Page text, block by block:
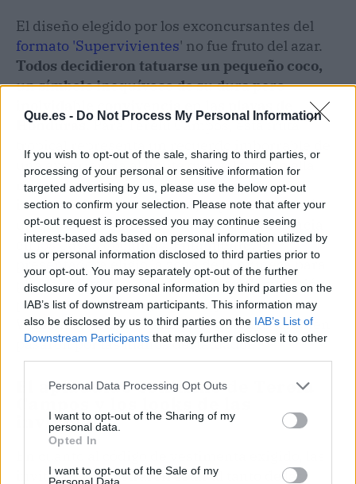
Que.es - Do Not Process My Personal Information
If you wish to opt-out of the sale, sharing to third parties, or
processing of your personal or sensitive information for
targeted advertising by us, please use the below opt-out
section to confirm your selection. Please note that after your
opt-out request is processed you may continue seeing
interest-based ads based on personal information utilized by
us or personal information disclosed to third parties prior to
your opt-out. You may separately opt-out of the further
disclosure of your personal information by third parties on the
IAB’s list of downstream participants. This information may
also be disclosed by us to third parties on the IAB’s List of
Downstream Participants that may further disclose it to other
Personal Data Processing Opt Outs
I want to opt-out of the Sharing of my
personal data.
Opted In
I want to opt-out of the Sale of my
Personal Data.
El diseño elegido por los exconcursantes del
formato 'Supervivientes' no fue fruto del azar.
Todos decidieron tatuarse un pequeño coco,
un símbolo inequívoco de su dura pero
Honduras. Para Terelu Campos, esta fruta
una experiencia al límite que, tal y como ella
misma ha confesado en anteriores
intervenciones televisivas, le provocó más de
un quebradero de cabeza durante su estancia
en los Cayos Cochinos. Finalmente, la
presentadora eligió la zona de la muñeca para
plasmar este diseño minimalista. Compartió el
proceso entre risas y nervios junto a Anita
Williams y Joshua Velázquez, quienes también
pasaron por las manos del tatuador.
El aplaudido estilismo de Terelu
invitadas
invitadas demostraron estar al tanto de las